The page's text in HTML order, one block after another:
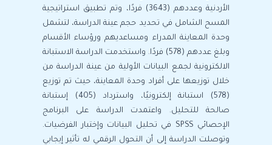
الأردنية وعددهم (3643) فردًا، وتم تطبيق استراتيجية
المسح الشامل في تحديد حجم عينة الدراسة، لتشمل
وحدة المعاينة المدراء ومساعديهم ورؤساء الأقسام
وبلغ عددهم (578) فردًا. واستخدمت الدراسة الاستبانة
الالكترونية لجمع البيانات الأولية من عينة الدراسة من
خلال توزيعها على أفراد وحدة المعاينة، حيث تم توزيع
(578) استبانة إلكترونيًا، واسترداد (405) إستبانة
صالحة للتحليل. واعتمدت الدراسة على البرنامج
الإحصائي SPSS في تحليل البيانات وإختبار الفرضيات.
وتوصلت الدراسة إلى أن التحول الرقمي له تأثير إيجابي